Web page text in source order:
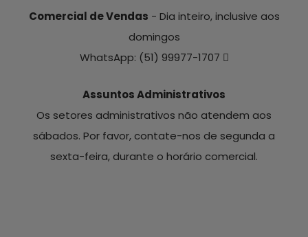
Comercial de Vendas - Dia inteiro, inclusive aos
domingos
WhatsApp: (51) 99977-1707
Assuntos Administrativos
Os setores administrativos não atendem aos
sábados. Por favor, contate-nos de segunda a
sexta-feira, durante o horário comercial.